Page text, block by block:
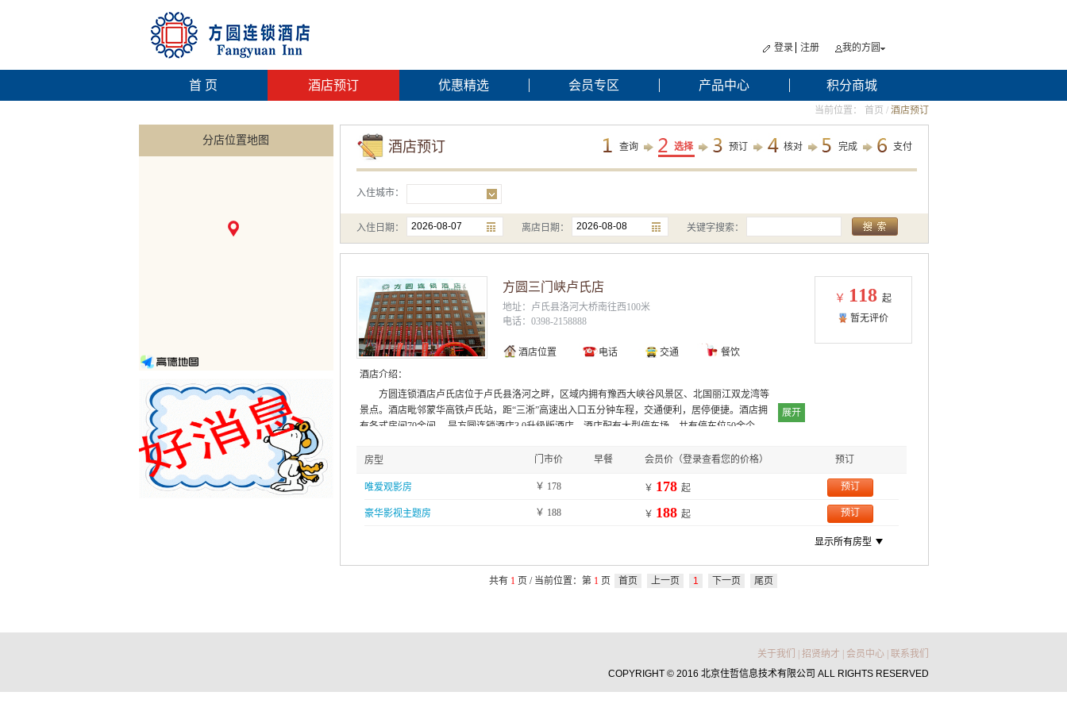
登录 注册 我的方圆
首 页 酒店预订 优惠精选 会员专区 产品中心 积分商城
当前位置： 首页 / 酒店预订
分店位置地图
查询 选择 预订 核对 完成 支付
酒店预订
入住城市：
入住日期： 离店日期： 关键字搜索：
￥ 118 起
暂无评价
方圆三门峡卢氏店
地址：卢氏县洛河大桥南往西100米
电话：0398-2158888
酒店位置 电话 交通
餐饮
酒店介绍：
方圆连锁酒店卢氏店位于卢氏县洛河之畔，区域内拥有豫西大峡谷风景区、北国丽江双龙湾等
景点。酒店毗邻蒙华高铁卢氏站，距“三淅”高速出入口五分钟车程，交通便利，居停便捷。酒店拥
有各式房间70余间， 是方圆连锁酒店3.0升级版酒店。酒店配有大型停车场，共有停车位50余个。
室、健身房、免费洗衣房和中西式自助简餐等完善的配套设施。专为休闲、旅游和商务人士量身打
之旅，方圆酒店，恭请您的下榻。
展开
房型 门市价 早餐 会员价（登录查看您的价格） 预订
唯爱观影房 ￥ 178 ￥ 178 起 预订
豪华影视主题房 ￥ 188 ￥ 188 起 预订
显示所有房型
共有 1 页 / 当前位置：第 1 页 首页 上一页 1 下一页 尾页
关于我们 招贤纳才 会员中心| 联系我们
COPYRIGHT © 2016 北京住哲信息技术有限公司 ALL RIGHTS RESERVED